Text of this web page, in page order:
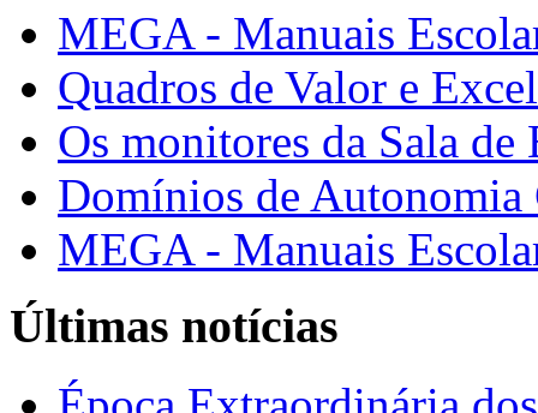
MEGA - Manuais
Quadros de Valor e
Os monitores da Sala de
Domínios de Autonomia
MEGA - Manuais
Últimas notícias